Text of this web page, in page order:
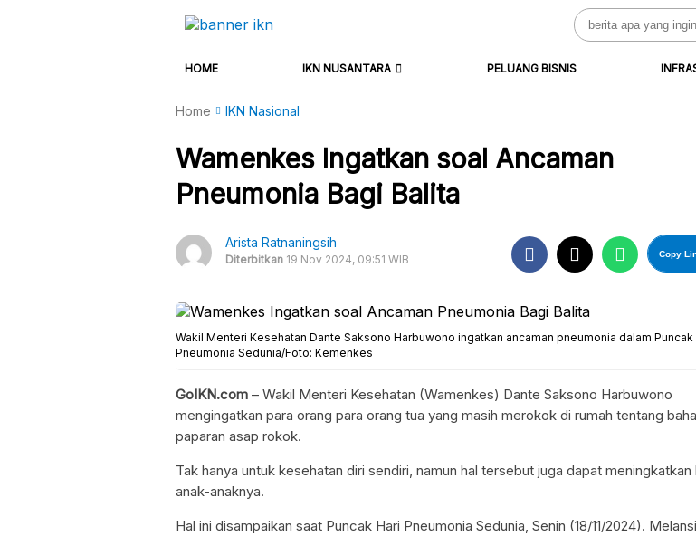
Search
for:
HOME IKN NUSANTARA PELUANG BISNIS
Home IKN Nasional
Wamenkes Ingatkan soal Ancaman
Pneumonia Bagi Balita
Arista Ratnaningsih
Diterbitkan 19 Nov 2024, 09:51 WIB Copy
Wakil Menteri Kesehatan Dante Saksono Harbuwono ingatkan ancaman pneumonia dalam Puncak
Pneumonia Sedunia/Foto: Kemenkes
GoIKN.com – Wakil Menteri Kesehatan (Wamenkes) Dante Saksono Harbuwono
mengingatkan para orang para orang tua yang masih merokok di rumah tentang
paparan asap rokok.
Tak hanya untuk kesehatan diri sendiri, namun hal tersebut juga dapat meningkatkan
anak-anaknya.
Hal ini disampaikan saat Puncak Hari Pneumonia Sedunia, Senin (18/11/2024).